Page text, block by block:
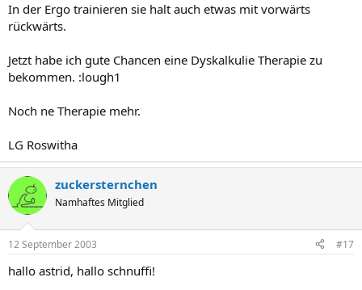
In der Ergo trainieren sie halt auch etwas mit vorwärts
rückwärts.
Jetzt habe ich gute Chancen eine Dyskalkulie Therapie zu
bekommen. :lough1
Noch ne Therapie mehr.
LG Roswitha
zuckersternchen
Namhaftes Mitglied
12 September 2003 #17
hallo astrid, hallo schnuffi!